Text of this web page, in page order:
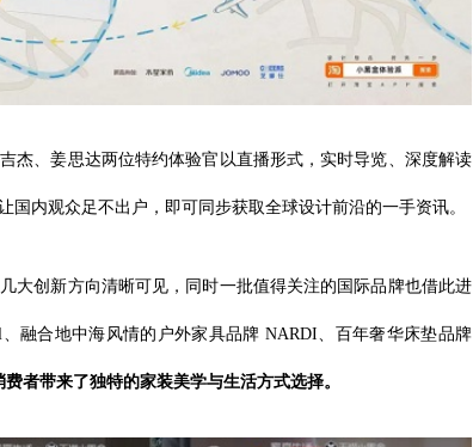
杰、姜思达两位特约体验官以直播形式，实时导览、深度解读
内观众足不出户，即可同步获取全球设计前沿的一手资讯。
大创新方向清晰可见，同时一批值得关注的国际品牌也借此进
融合地中海风情的户外家具品牌 NARDI、百年奢华床垫品牌
者带来了独特的家装美学与生活方式选择。